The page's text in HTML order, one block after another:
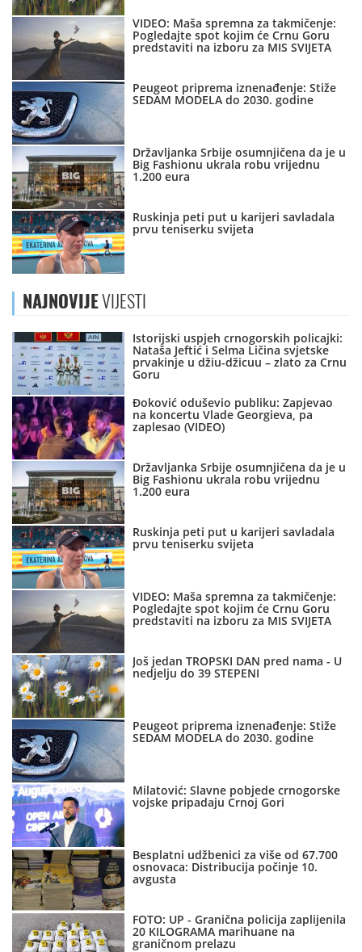
VIDEO: Maša spremna za takmičenje:
Pogledajte spot kojim će Crnu Goru
predstaviti na izboru za MIS SVIJETA
Peugeot priprema iznenađenje: Stiže
SEDAM MODELA do 2030. godine
Državljanka Srbije osumnjičena da je u
Big Fashionu ukrala robu vrijednu
1.200 eura
Ruskinja peti put u karijeri savladala
prvu teniserku svijeta
NAJNOVIJEVIJESTI
Istorijski uspjeh crnogorskih policajki:
Nataša Jeftić i Selma Ličina svjetske
prvakinje u džiu-džicuu – zlato za Crnu
Goru
Đoković oduševio publiku: Zapjevao
na koncertu Vlade Georgieva, pa
zaplesao (VIDEO)
Državljanka Srbije osumnjičena da je u
Big Fashionu ukrala robu vrijednu
1.200 eura
Ruskinja peti put u karijeri savladala
prvu teniserku svijeta
VIDEO: Maša spremna za takmičenje:
Pogledajte spot kojim će Crnu Goru
predstaviti na izboru za MIS SVIJETA
Još jedan TROPSKI DAN pred nama - U
nedjelju do 39 STEPENI
Peugeot priprema iznenađenje: Stiže
SEDAM MODELA do 2030. godine
Milatović: Slavne pobjede crnogorske
vojske pripadaju Crnoj Gori
Besplatni udžbenici za više od 67.700
osnovaca: Distribucija počinje 10.
avgusta
FOTO: UP - Granična policija zaplijenila
20 KILOGRAMA marihuane na
graničnom prelazu